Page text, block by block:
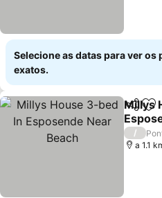
Selecione as datas para ver os
exatos.
Millys
Ver
/
a 1.1